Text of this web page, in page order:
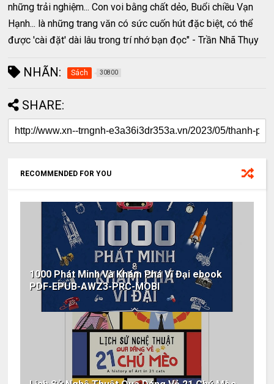
những trải nghiệm... Con voi bằng chất dẻo, Buổi chiều Vạn
Hạnh... là những trang văn có sức cuốn hút đặc biệt, có thể
được 'cài đặt' dài lâu trong trí nhớ bạn đọc" - Trần Nhã Thụy
NHÃN: Sách 30800
SHARE:
RECOMMENDED FOR YOU
1000 Phát Minh Và Khám Phá Vĩ Đại ebook
PDF-EPUB-AWZ3-PRC-MOBI